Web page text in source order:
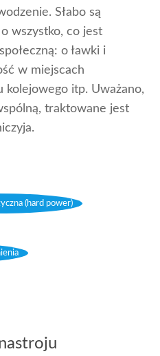
Słabo są
wszystko, co jest
o ławki i
w miejscach
kolejowego itp. Uważano,
traktowane jest
(hard power)